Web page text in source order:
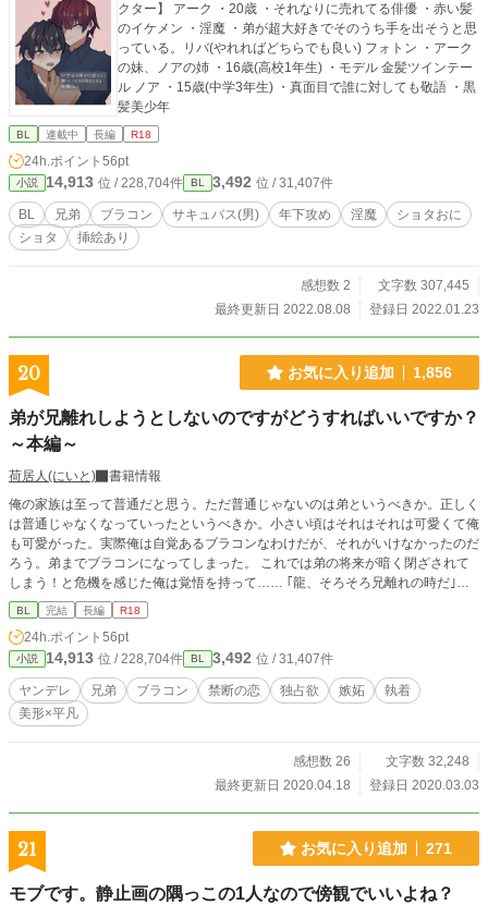
クター】 アーク ・20歳 ・それなりに売れてる俳優 ・赤い髪
のイケメン ・淫魔 ・弟が超大好きでそのうち手を出そうと思
っている。リバ(やれればどちらでも良い) フォトン ・アーク
の妹、ノアの姉 ・16歳(高校1年生) ・モデル 金髪ツインテー
ル ノア ・15歳(中学3年生) ・真面目で誰に対しても敬語 ・黒
髪美少年
BL 連載中 長編 R18
24h.ポイント 56pt
小説 14,913 位 / 228,704件 BL 3,492 位 / 31,407件
BL 兄弟 ブラコン サキュバス(男) 年下攻め 淫魔
ショタおに
ショタ
挿絵あり
感想数 2
文字数 307,445
最終更新日 2022.08.08
登録日 2022.01.23
20 お気に入り追加 1,856
弟が兄離れしようとしないのですがどうすればいいですか？
～本編～
荷居人(にいと)
書籍情報
俺の家族は至って普通だと思う。ただ普通じゃないのは弟というべきか。正しく
は普通じゃなくなっていったというべきか。小さい頃はそれはそれは可愛くて俺
も可愛がった。実際俺は自覚あるブラコンなわけだが、それがいけなかったのだ
ろう。弟までブラコンになってしまった。 これでは弟の将来が暗く閉ざされて
しまう！と危機を感じた俺は覚悟を持って…… ｢龍、そろそろ兄離れの時だ｣
｢………は？｣ その日初めて弟が怖いと思いました。
BL 完結 長編 R18
24h.ポイント 56pt
小説 14,913 位 / 228,704件 BL 3,492 位 / 31,407件
ヤンデレ 兄弟 ブラコン 禁断の恋 独占欲 嫉妬
執着
美形×平凡
感想数 26
文字数 32,248
最終更新日 2020.04.18
登録日 2020.03.03
21 お気に入り追加 271
モブです。静止画の隅っこの1人なので傍観でいいよね？